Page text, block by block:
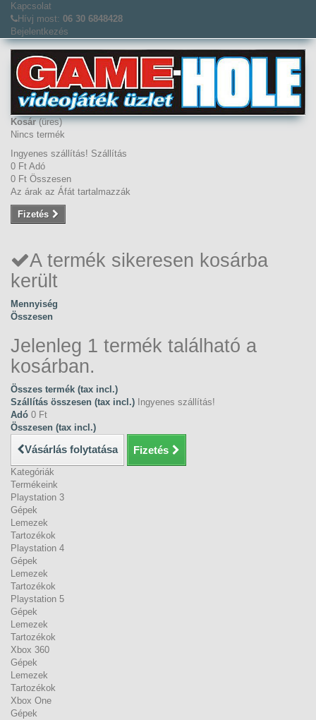
Kapcsolat
Hívj most: 06 30 6848428
Bejelentkezés
Kosár (üres)
Nincs termék
Ingyenes szállítás! Szállítás
0 Ft‎ Adó
0 Ft‎ Összesen
Az árak az Áfát tartalmazzák
Fizetés
A termék sikeresen kosárba
került
Mennyiség
Összesen
Jelenleg 1 termék található a
kosárban.
Összes termék (tax incl.)
Szállítás összesen (tax incl.) Ingyenes szállítás!
Adó 0 Ft‎
Összesen (tax incl.)
Vásárlás folytatása Fizetés
Kategóriák
Termékeink
Playstation 3
Gépek
Lemezek
Tartozékok
Playstation 4
Gépek
Lemezek
Tartozékok
Playstation 5
Gépek
Lemezek
Tartozékok
Xbox 360
Gépek
Lemezek
Tartozékok
Xbox One
Gépek